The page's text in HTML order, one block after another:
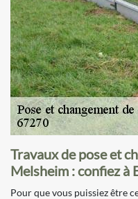
Travaux de pose et
Melsheim : confiez à
Pour que vous puissiez être